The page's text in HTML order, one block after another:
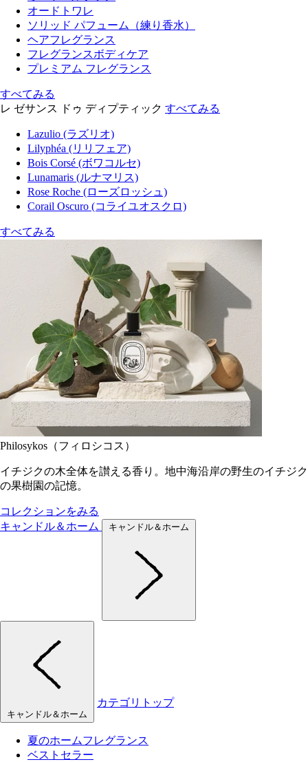
オードトワレ
ソリッド パフューム（練り香水）
ヘアフレグランス
フレグランスボディケア
プレミアム フレグランス
すべてみる
レ ゼサンス ドゥ ディプティック すべてみる
Lazulio (ラズリオ)
Lilyphéa (リリフェア)
Bois Corsé (ボワコルセ)
Lunamaris (ルナマリス)
Rose Roche (ローズロッシュ)
Corail Oscuro (コライユオスクロ)
すべてみる
Philosykos（フィロシコス）
イチジクの木全体を讃える香り。地中海沿岸の野生のイチジク
の果樹園の記憶。
コレクションをみる
キャンドル＆ホーム
キャンドル＆ホーム
キャンドル＆ホーム
カテゴリトップ
夏のホームフレグランス
ベストセラー